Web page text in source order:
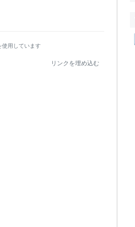
用しています
リンクを埋め込む